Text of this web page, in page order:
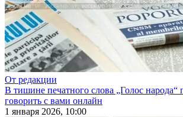
От редакции
В тишине печатного слова „Голос народа“
говорить с вами онлайн
1 января 2026, 10:00